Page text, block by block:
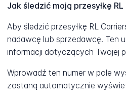
Jak śledzić moją przesyłkę
Aby śledzić przesyłkę RL
nadawcę lub sprzedawcę. Ten
informacji dotyczących Twojej
Wprowadź ten numer w pole
zostaną automatycznie